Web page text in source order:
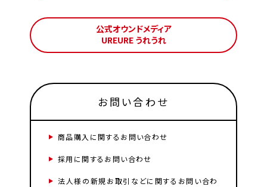
公式オウンドメディア
UREURE うれうれ
お問い合わせ
商品購入に関するお問い合わせ
採用に関するお問い合わせ
法人様の新規お取引などに関するお問い合わ